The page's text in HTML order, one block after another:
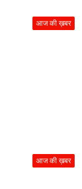
आज की ख़बर
आज की ख़बर